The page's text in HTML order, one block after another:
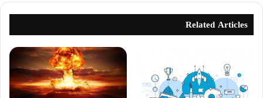
Related Articles